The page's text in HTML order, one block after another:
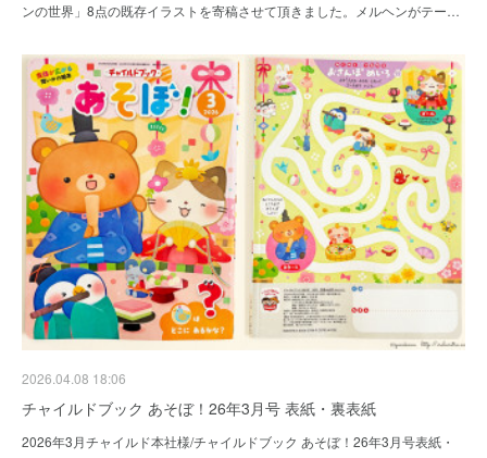
ンの世界」8点の既存イラストを寄稿させて頂きました。メルヘンがテー…
2026.04.08 18:06
チャイルドブック あそぼ！26年3月号 表紙・裏表紙
2026年3月チャイルド本社様/チャイルドブック あそぼ！26年3月号表紙・